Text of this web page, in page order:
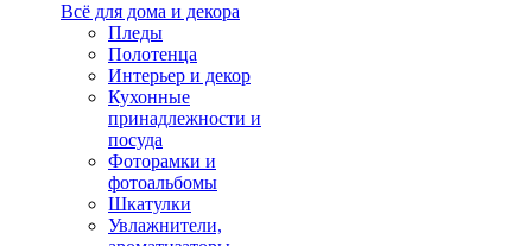
Всё для дома и декора
Пледы
Полотенца
Интерьер и декор
Кухонные
принадлежности и
посуда
Фоторамки и
фотоальбомы
Шкатулки
Увлажнители,